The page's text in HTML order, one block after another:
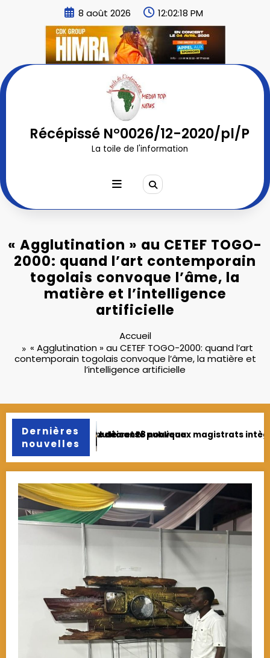
8 août 2026 12:02:20 PM
Récépissé N°0026/12-2020/pl/P
La toile de l'information
« Agglutination » au CETEF TOGO-
2000: quand l’art contemporain
togolais convoque l’âme, la
matière et l’intelligence
artificielle
Accueil
« Agglutination » au CETEF TOGO-2000: quand l’art
contemporain togolais convoque l’âme, la matière et
l’intelligence artificielle
Dernières
nouvelles
officiellement les corps civil et militaire
Fonction publique : 78 agents licenciés